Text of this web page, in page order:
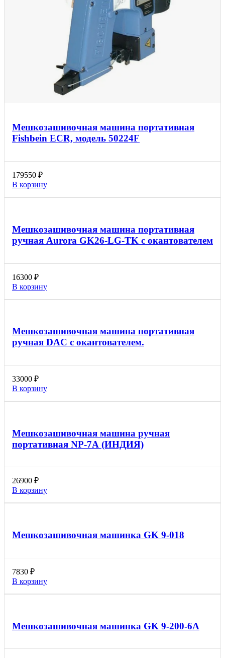
Мешкозашивочная машина портативная
Fishbein ECR, модель 50224F
179550 ₽
В корзину
Мешкозашивочная машина портативная
ручная Aurora GK26-LG-TK с окантователем
16300 ₽
В корзину
Мешкозашивочная машина портативная
ручная DAC с окантователем.
33000 ₽
В корзину
Мешкозашивочная машина ручная
портативная NP-7А (ИНДИЯ)
26900 ₽
В корзину
Мешкозашивочная машинка GK 9-018
7830 ₽
В корзину
Мешкозашивочная машинка GK 9-200-6А